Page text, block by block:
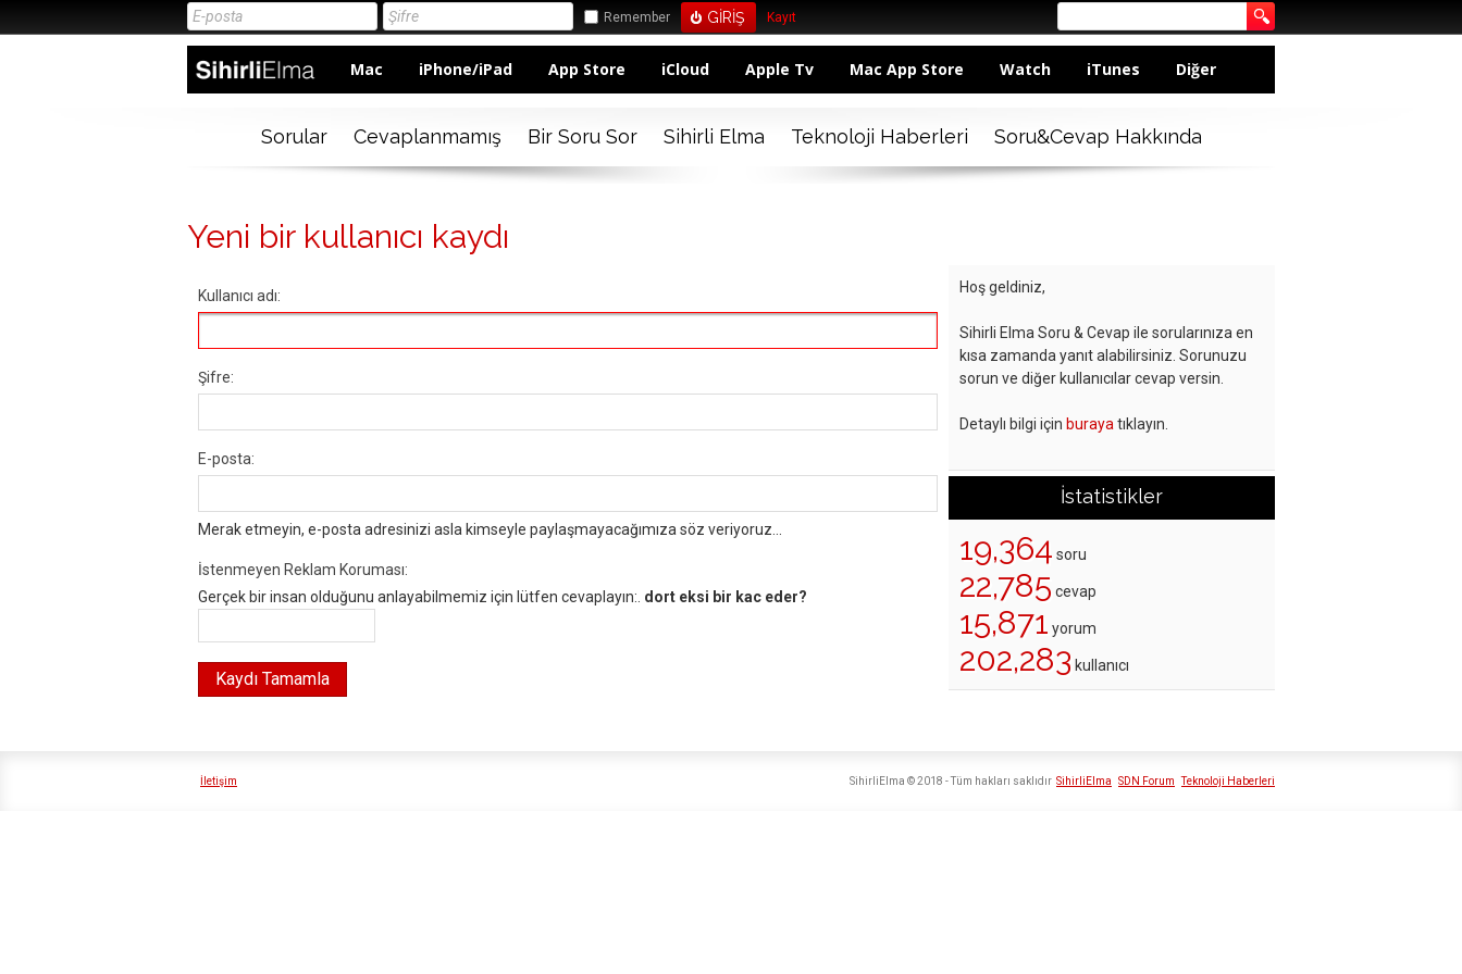
Remember Kayıt
Mac iPhone/iPad App Store iCloud Apple Tv Mac App Store Watch iTunes Diğer
Sorular Cevaplanmamış Bir Soru Sor Sihirli Elma Teknoloji Haberleri Soru&Cevap Hakkında
Yeni bir kullanıcı kaydı
Kullanıcı adı:
Şifre:
E-posta:
Merak etmeyin, e-posta adresinizi asla kimseyle paylaşmayacağımıza söz veriyoruz...
İstenmeyen Reklam Koruması:
Gerçek bir insan olduğunu anlayabilmemiz için lütfen cevaplayın:. dort eksi bir kac eder?
Hoş geldiniz,
Sihirli Elma Soru & Cevap ile sorularınıza en
kısa zamanda yanıt alabilirsiniz. Sorunuzu
sorun ve diğer kullanıcılar cevap versin.
Detaylı bilgi için buraya tıklayın.
İstatistikler
19,364 soru
22,785 cevap
15,871 yorum
202,283 kullanıcı
İletişim SihirliElma SDN Forum Teknoloji Haberleri
SihirliElma © 2018 - Tüm hakları saklıdır